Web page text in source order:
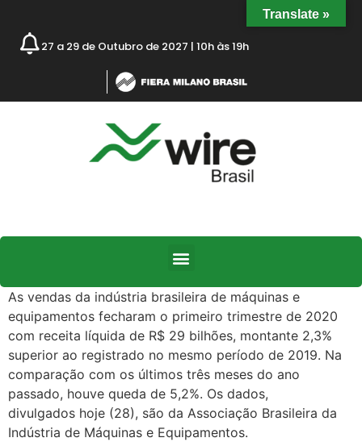
27 a 29 de Outubro de 2027 | 10h às 19h
As vendas da indústria brasileira de máquinas e
equipamentos fecharam o primeiro trimestre de 2020
com receita líquida de R$ 29 bilhões, montante 2,3%
superior ao registrado no mesmo período de 2019. Na
comparação com os últimos três meses do ano
passado, houve queda de 5,2%. Os dados,
divulgados hoje (28), são da Associação Brasileira da
Indústria de Máquinas e Equipamentos.
Translate »